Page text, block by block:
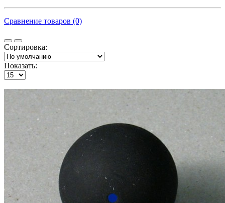
Сравнение товаров (0)
Сортировка:
Показать: